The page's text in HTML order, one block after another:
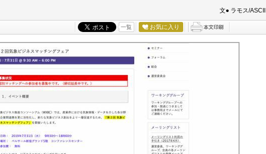
文● ラモス/ASCII
一覧 お気に入り